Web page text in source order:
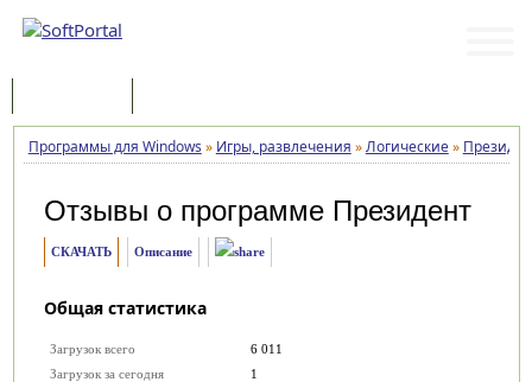
Программы для Windows » Игры, развлечения »Логические»
Отзывы о программе Президент
СКАЧАТЬ Описание
Общая статистика
Загрузок всего
6 011
Загрузок за сегодня
1